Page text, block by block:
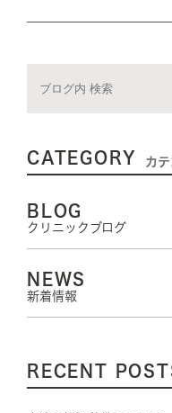
CATEGORY カ
BLOG
クリニックブログ
NEWS
新着情報
RECENT